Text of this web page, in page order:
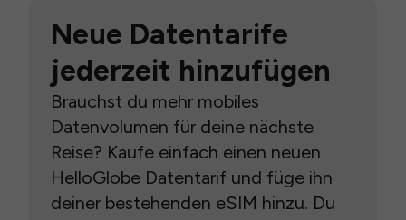
Neue Datentarife
jederzeit hinzufügen
Brauchst du mehr mobiles
Datenvolumen für deine nächste
Reise? Kaufe einfach einen neuen
HelloGlobe Datentarif und füge ihn
deiner bestehenden eSIM hinzu. Du